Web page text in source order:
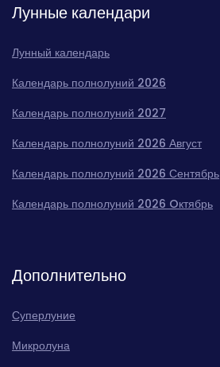
Лунные календари
Лунный календарь
Календарь полнолуний 2026
Календарь полнолуний 2027
Календарь полнолуний 2026 Август
Календарь полнолуний 2026 Сентябрь
Календарь полнолуний 2026 Oктябрь
Дополнительно
Суперлуние
Микролуна